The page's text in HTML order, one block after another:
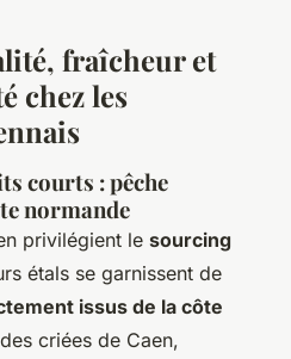
fraîcheur et
chez les
courts : pêche
normande
privilégient le sourcing
étals se garnissent de
issus de la côte
criées de Caen,